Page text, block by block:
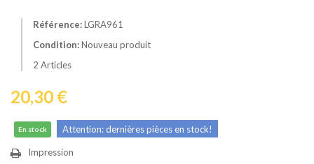
Référence:LGRA961
Condition:Nouveau produit
2 Articles
20,30 €
En stock Attention: dernières pièces en stock!
Impression